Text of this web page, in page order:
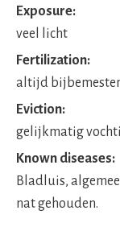
Exposure:
veel licht
Fertilization:
altijd bijbemesten
Eviction:
gelijkmatig
Known diseases:
Bladluis,
nat gehouden.